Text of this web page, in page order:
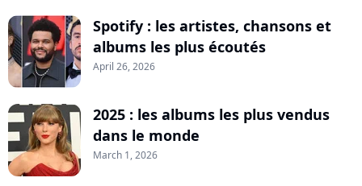
Spotify : les artistes, chansons et
albums les plus écoutés
April 26, 2026
2025 : les albums les plus vendus
dans le monde
March 1, 2026